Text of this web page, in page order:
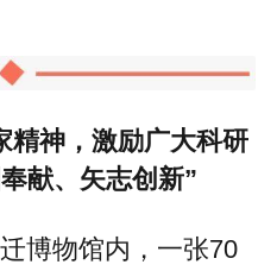
精神，激励广大科研
献、矢志创新”
博物馆内，一张70